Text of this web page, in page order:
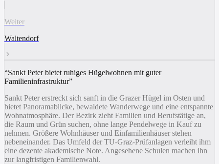
Weiter
Waltendorf
“Sankt Peter bietet ruhiges Hügelwohnen mit guter
Familieninfrastruktur”
Sankt Peter erstreckt sich sanft in die Grazer Hügel im Osten und
bietet Panoramablicke, bewaldete Wanderwege und eine entspannte
Wohnatmosphäre. Der Bezirk zieht Familien und Berufstätige an,
die Raum und Grün suchen, ohne lange Pendelwege in Kauf zu
nehmen. Größere Wohnhäuser und Einfamilienhäuser stehen
nebeneinander. Das Umfeld der TU-Graz-Prüfanlagen verleiht ihm
eine dezente akademische Note. Angesehene Schulen machen ihn
zur langfristigen Familienwahl.